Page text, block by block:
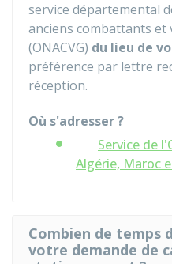
service départemental
anciens combattants et
(ONACVG) du lieu de
préférence par lettre
réception.
Où s'adresser ?
Service de
Algérie, Maroc
Combien de temps
votre demande de